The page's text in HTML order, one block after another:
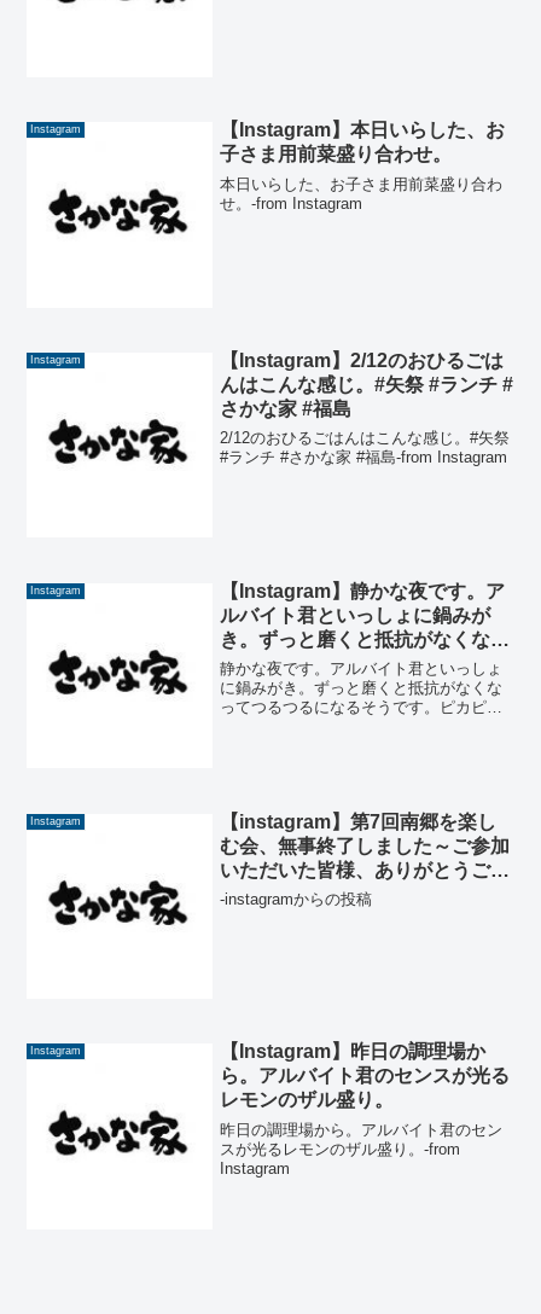
Instagram
【Instagram】本日いらした、お
子さま用前菜盛り合わせ。
本日いらした、お子さま用前菜盛り合わ
せ。-from Instagram
Instagram
【Instagram】2/12のおひるごは
んはこんな感じ。#矢祭 #ランチ #
さかな家 #福島
2/12のおひるごはんはこんな感じ。#矢祭
#ランチ #さかな家 #福島-from Instagram
Instagram
【Instagram】静かな夜です。ア
ルバイト君といっしょに鍋みが
き。ずっと磨くと抵抗がなくなっ
てつるつるになるそうです。ピカ
ピカに仕上がってます。 #鍋磨
き #ピカピカ #道具は大事に使う
静かな夜です。アルバイト君といっしょ
に鍋みがき。ずっと磨くと抵抗がなくな
ってつるつるになるそうです。ピカピカ
Instagram
【instagram】第7回南郷を楽し
む会、無事終了しました～ご参加
いただいた皆様、ありがとうござ
います！こちらは蔵見学の様子。
2/29 #残念ながら #酒蔵見学は今
回のみ
-instagramからの投稿
Instagram
【Instagram】昨日の調理場か
ら。アルバイト君のセンスが光る
レモンのザル盛り。
昨日の調理場から。アルバイト君のセン
スが光るレモンのザル盛り。-from
Instagram